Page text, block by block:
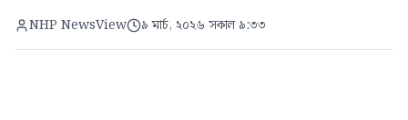
NHP NewsView ৯ মার্চ, ২০২৬ সকাল ৯:৩৩